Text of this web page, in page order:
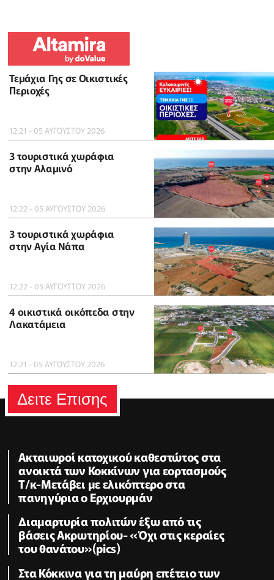
Τεμάχια Γης σε Οικιστικές
Περιοχές
12:21 - 05 ΑΥΓΟΥΣΤΟΥ 2026
3 τουριστικά χωράφια
στην Αλαμινό
12:22 - 05 ΑΥΓΟΥΣΤΟΥ 2026
3 τουριστικά χωράφια
στην Αγία Νάπα
12:22 - 05 ΑΥΓΟΥΣΤΟΥ 2026
4 οικιστικά οικόπεδα στην
Λακατάμεια
12:21 - 05 ΑΥΓΟΥΣΤΟΥ 2026
Δειτε Επισης
Ακταιωροί κατοχικού καθεστώτος στα
ανοικτά των Κοκκίνων για εορτασμούς
Τ/κ-Μετάβει με ελικόπτερο στα
πανηγύρια ο Ερχιουρμάν
Διαμαρτυρία πολιτών έξω από τις
βάσεις Ακρωτηρίου- «Όχι στις κεραίες
του θανάτου»(pics)
Στα Κόκκινα για τη μαύρη επέτειο των